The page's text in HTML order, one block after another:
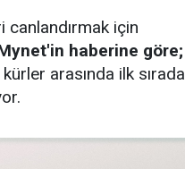
için
haberine göre;
arasında ilk sırada